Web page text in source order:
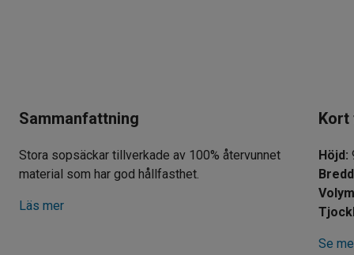
Sammanfattning
Stora sopsäckar tillverkade av 100% återvunnet
material som har god hållfasthet.
Läs mer
Kort
Höjd :
Bredd
Volym
Se